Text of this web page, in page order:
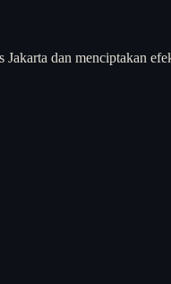
dan menciptakan